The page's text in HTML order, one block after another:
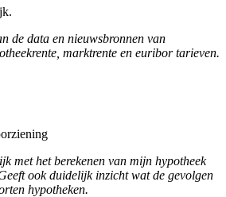
de data en nieuwsbronnen van
marktrente en euribor tarieven.
met het berekenen van mijn hypotheek
ook duidelijk inzicht wat de gevolgen
hypotheken.